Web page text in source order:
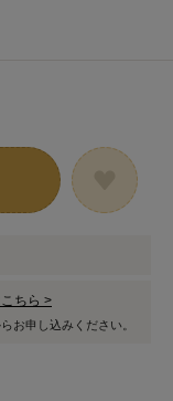
ちら >
お申し込みください。